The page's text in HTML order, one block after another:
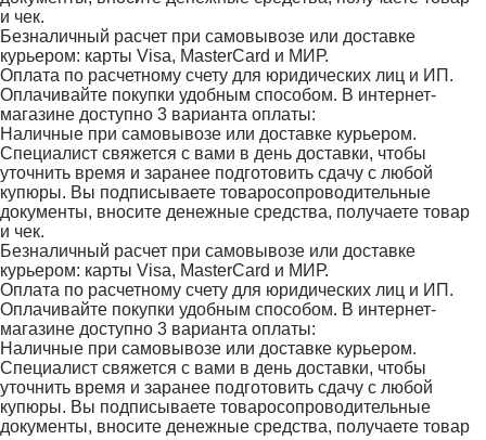
и чек.
Безналичный расчет при самовывозе или доставке
курьером: карты Visa, MasterCard и МИР.
Оплата по расчетному счету для юридических лиц и ИП.
Оплачивайте покупки удобным способом. В интернет-
магазине доступно 3 варианта оплаты:
Наличные при самовывозе или доставке курьером.
Специалист свяжется с вами в день доставки, чтобы
уточнить время и заранее подготовить сдачу с любой
купюры. Вы подписываете товаросопроводительные
документы, вносите денежные средства, получаете товар
и чек.
Безналичный расчет при самовывозе или доставке
курьером: карты Visa, MasterCard и МИР.
Оплата по расчетному счету для юридических лиц и ИП.
Оплачивайте покупки удобным способом. В интернет-
магазине доступно 3 варианта оплаты:
Наличные при самовывозе или доставке курьером.
Специалист свяжется с вами в день доставки, чтобы
уточнить время и заранее подготовить сдачу с любой
купюры. Вы подписываете товаросопроводительные
документы, вносите денежные средства, получаете товар